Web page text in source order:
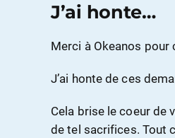
J’ai honte…
Merci à Okeanos
J’ai honte de ces
Cela brise le coeur de
de tel sacrifices. Tout